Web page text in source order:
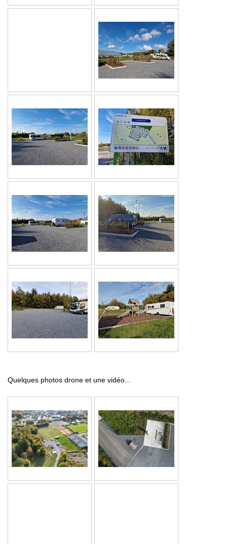
Quelques photos drone et une vidéo...